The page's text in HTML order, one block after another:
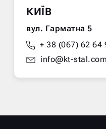
КИЇВ
вул. Гарматна 5
+ 38 (067) 62 64
info@kt-